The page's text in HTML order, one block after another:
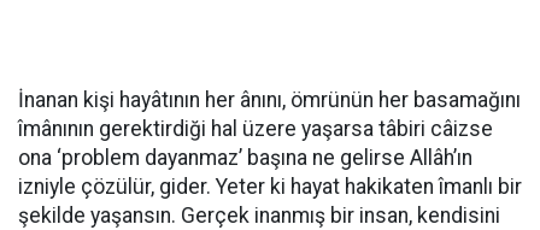
İnanan kişi hayâtının her ânını, ömrünün her basamağını
îmânının gerektirdiği hal üzere yaşarsa tâbiri câizse
ona ‘problem dayanmaz’ başına ne gelirse Allâh’ın
izniyle çözülür, gider. Yeter ki hayat hakikaten îmanlı bir
şekilde yaşansın. Gerçek inanmış bir insan, kendisini